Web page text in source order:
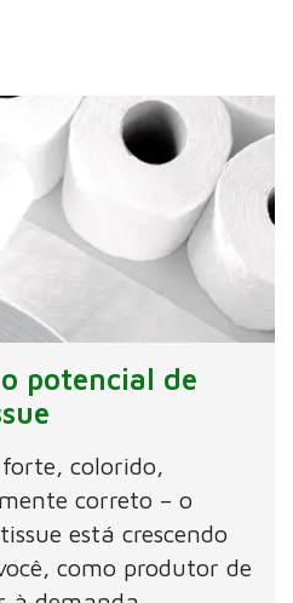
potencial de
colorido,
correto – o
está crescendo
como produtor de